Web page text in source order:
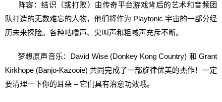
阵容：结识（或打败）由传奇平台游戏背后的艺术和音频团
队打造的无数难忘的人物，他们将作为 Playtonic 宇宙的一部分经
历未来探险。各种咕噜声、尖叫声和粗喊声充斥不断。
梦想原声音乐：David Wise (Donkey Kong Country) 和 Grant
Kirkhope (Banjo-Kazooie) 共同完成了一部旋律优美的杰作！一定
要清理一下你的耳朵 – 它们具有治愈功效哦。